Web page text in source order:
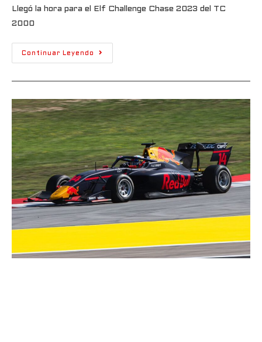
Llegó la hora para el Elf Challenge Chase 2023 del TC
2000
Continuar Leyendo